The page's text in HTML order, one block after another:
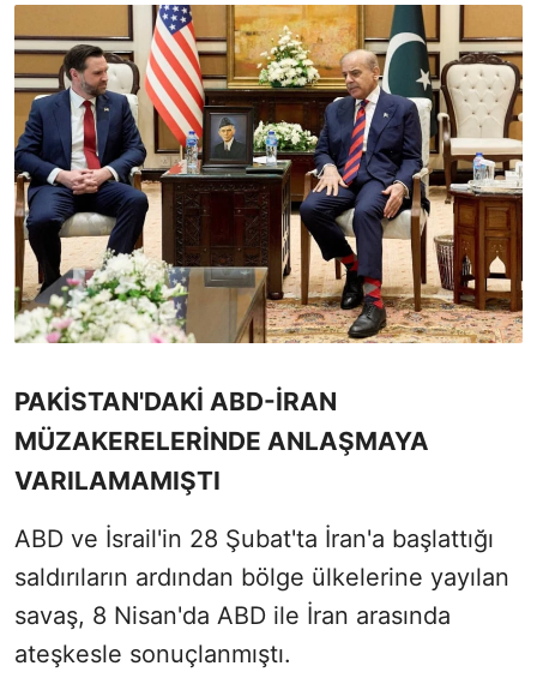
PAKİSTAN'DAKİ ABD-İRAN
MÜZAKERELERİNDE ANLAŞMAYA
VARILAMAMIŞTI
ABD ve İsrail'in 28 Şubat'ta İran'a başlattığı
saldırıların ardından bölge ülkelerine yayılan
savaş, 8 Nisan'da ABD ile İran arasında
ateşkesle sonuçlanmıştı.